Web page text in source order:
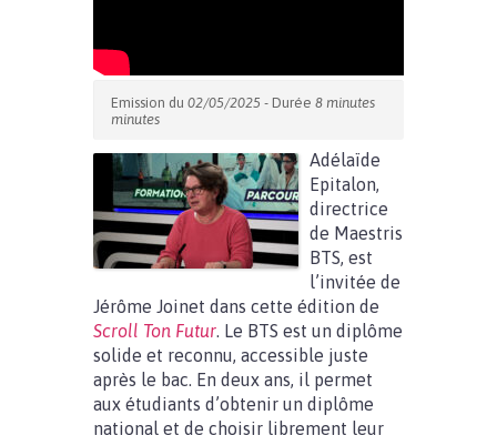
Emission du 02/05/2025 - Durée 8 minutes
minutes
Adélaïde
Epitalon,
directrice
de Maestris
BTS, est
l’invitée de
Jérôme Joinet dans cette édition de
Scroll Ton Futur. Le BTS est un diplôme
solide et reconnu, accessible juste
après le bac. En deux ans, il permet
aux étudiants d’obtenir un diplôme
national et de choisir librement leur